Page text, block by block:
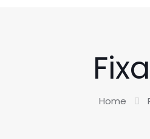
Home